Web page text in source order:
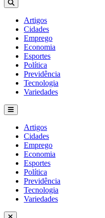
Artigos
Cidades
Emprego
Economia
Esportes
Política
Previdência
Tecnologia
Variedades
Artigos
Cidades
Emprego
Economia
Esportes
Política
Previdência
Tecnologia
Variedades